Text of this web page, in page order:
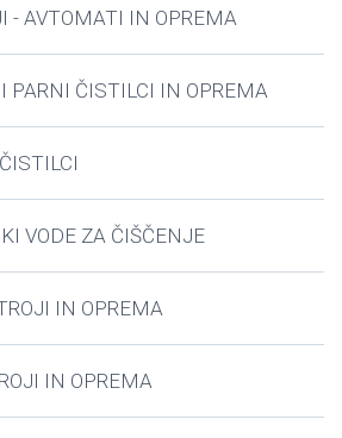
- AVTOMATI IN OPREMA
PARNI ČISTILCI IN OPREMA
VODE ZA ČIŠČENJE
IN OPREMA
IN OPREMA